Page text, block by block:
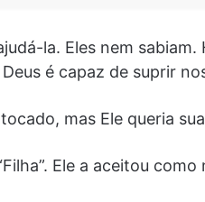
la. Eles nem
é capaz de suprir
mas Ele queria
Ele a aceitou